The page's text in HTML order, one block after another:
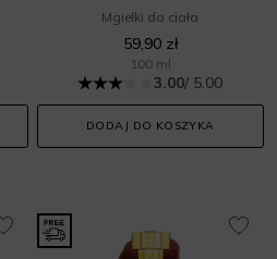
Mgiełki do ciała
59,90 zł
100 ml
3.00/ 5.00
DODAJ DO KOSZYKA